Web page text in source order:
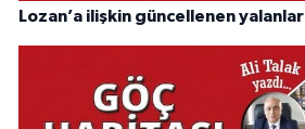
Lozan’a ilişkin güncellenen yalanlar